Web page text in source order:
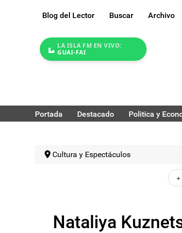
Blog del Lector Buscar Archivo
LA ISLA FM EN VIVO:
GUAI-FAI
Portada Destacado Politica y
Cultura y Espectáculos
Nataliya